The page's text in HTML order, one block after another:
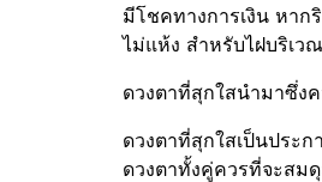
มีโชคทางการเงิน หา
ไม่แห้ง สำหรับไฝบริเว
ดวงตาที่สุกใสนำมาซึ่ง
ดวงตาที่สุกใสเป็นประ
ดวงตาทั้งคู่ควรที่จะสม